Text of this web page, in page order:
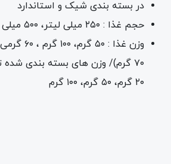
در بسته بندی شیک و استاندارد
حجم غذا : ۲۵۰ میلی لیتر، ۵۰۰ میلی لیتر
وزن غذا : ۵۰
۷۰ گرم)/ وزن های بسته بندی
۲۰ گرم، ۵۰ گرم، ۱۰۰ گرم